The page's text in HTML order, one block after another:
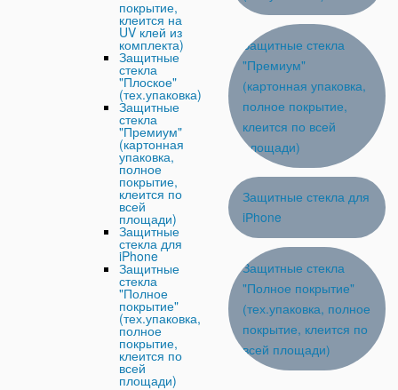
покрытие,
клеится на
UV клей из
комплекта)
Защитные
стекла
"Плоское"
(тех.упаковка)
Защитные
стекла
"Премиум"
(картонная
упаковка,
полное
покрытие,
клеится по
всей
площади)
Защитные
стекла для
iPhone
Защитные
стекла
"Полное
покрытие"
(тех.упаковка,
полное
покрытие,
клеится по
всей
площади)
Защитные стекла
"Премиум"
(картонная упаковка,
полное покрытие,
клеится по всей
площади)
Защитные стекла для
iPhone
Защитные стекла
"Полное покрытие"
(тех.упаковка, полное
покрытие, клеится по
всей площади)